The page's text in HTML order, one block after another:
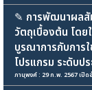
✎ การพัฒนาผลสั
วัตถุเบื้องต้น โดย
บูรณาการกับการ
โปรแกรม ระดับป
ภานุพงศ์ : 29 ก.พ. 2567 เปิด